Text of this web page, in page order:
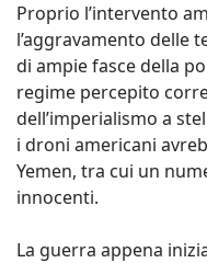
Proprio l’intervento
l’aggravamento delle
di ampie fasce della
regime percepito
dell’imperialismo a
i droni americani
Yemen, tra cui un
innocenti.
La guerra appena